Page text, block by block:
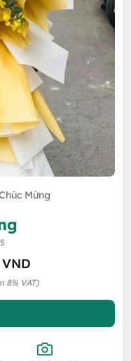
Mừng
VND
8% VAT)